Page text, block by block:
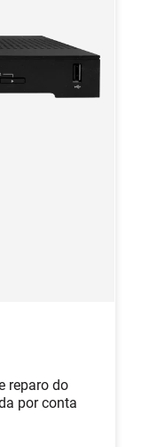
reparo do
por conta